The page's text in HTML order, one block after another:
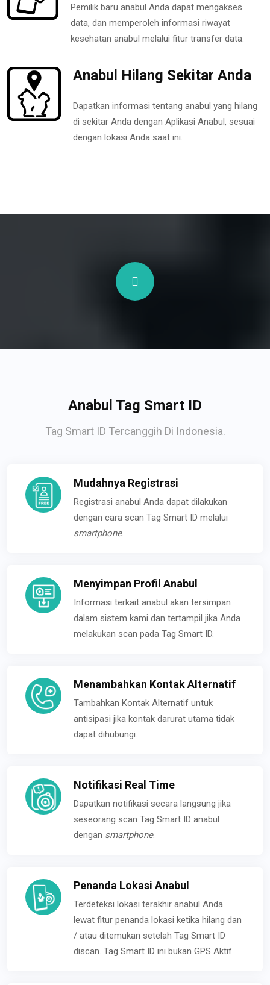
Pemilik baru anabul Anda dapat mengakses
data, dan memperoleh informasi riwayat
kesehatan anabul melalui fitur transfer data.
Anabul Hilang Sekitar Anda
Dapatkan informasi tentang anabul yang hilang
di sekitar Anda dengan Aplikasi Anabul, sesuai
dengan lokasi Anda saat ini.
Anabul Tag Smart ID
Tag Smart ID Tercanggih Di Indonesia.
Mudahnya Registrasi
Registrasi anabul Anda dapat dilakukan
dengan cara scan Tag Smart ID melalui
smartphone.
Menyimpan Profil Anabul
Informasi terkait anabul akan tersimpan
dalam sistem kami dan tertampil jika Anda
melakukan scan pada Tag Smart ID.
Menambahkan Kontak Alternatif
Tambahkan Kontak Alternatif untuk
antisipasi jika kontak darurat utama tidak
dapat dihubungi.
Notifikasi Real Time
Dapatkan notifikasi secara langsung jika
seseorang scan Tag Smart ID anabul
dengan smartphone.
Penanda Lokasi Anabul
Terdeteksi lokasi terakhir anabul Anda
lewat fitur penanda lokasi ketika hilang dan
/ atau ditemukan setelah Tag Smart ID
discan. Tag Smart ID ini bukan GPS Aktif.